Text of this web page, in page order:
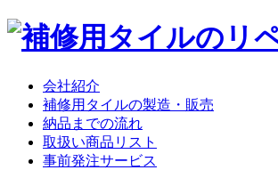
会社紹介
補修用タイルの製造・販売
納品までの流れ
取扱い商品リスト
事前発注サービス